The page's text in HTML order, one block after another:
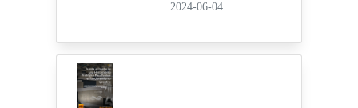
2024-06-04